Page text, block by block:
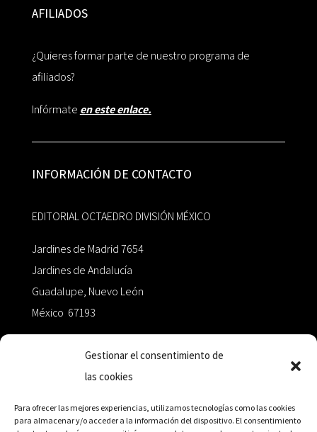
Gestionar el consentimiento de
las cookies
Para ofrecer las mejores experiencias, utilizamos tecnologías como las cookies
para almacenar y/o acceder a la información del dispositivo. El consentimiento
AFILIADOS
¿Quieres formar parte de nuestro programa de
afiliados?
Infórmate en este enlace.
INFORMACIÓN DE CONTACTO
EDITORIAL OCTAEDRO DIVISIÓN MÉXICO
Jardines de Madrid 7654
Jardines de Andalucía
Guadalupe, Nuevo León
México 67193
+52 811.499.5638